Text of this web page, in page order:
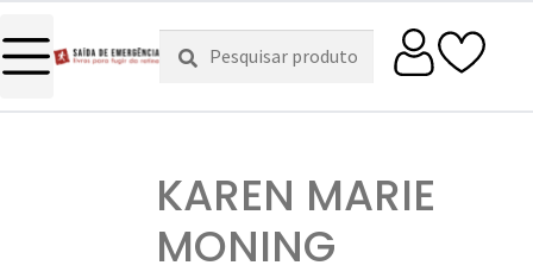
Pesquisar
por:
Pesquisa
KAREN MARIE
MONING